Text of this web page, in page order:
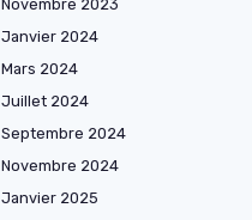
Novembre 2023
Janvier 2024
Mars 2024
Juillet 2024
Septembre 2024
Novembre 2024
Janvier 2025